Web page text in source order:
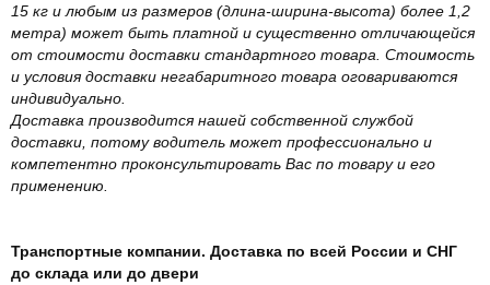
15 кг и любым из размеров (длина-ширина-высота) более 1,2
метра) может быть платной и существенно отличающейся
от стоимости доставки стандартного товара. Стоимость
и условия доставки негабаритного товара оговариваются
индивидуально.
Доставка производится нашей собственной службой
доставки, потому водитель может профессионально и
компетентно проконсультировать Вас по товару и его
применению.
Транспортные компании. Доставка по всей России и СНГ
до склада или до двери